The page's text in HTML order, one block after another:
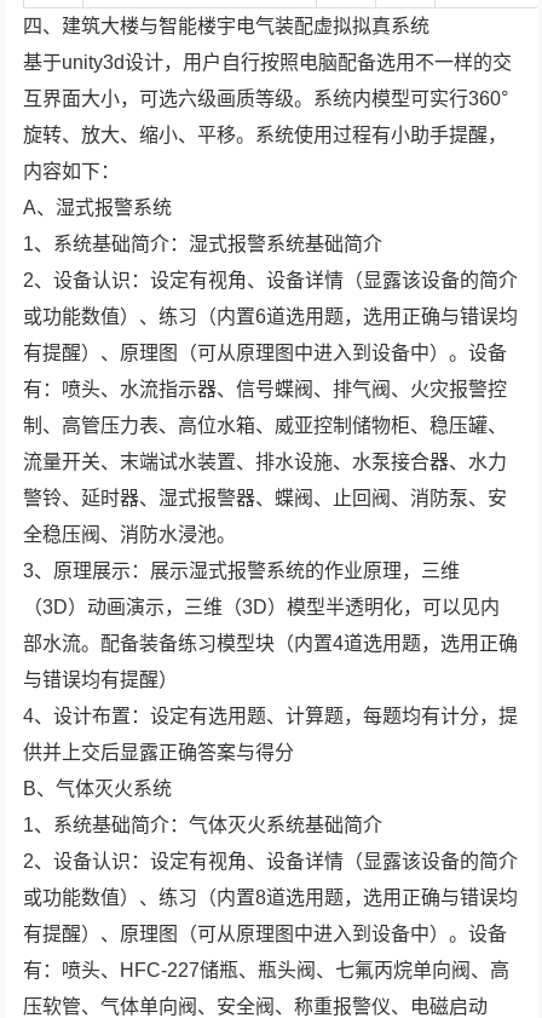
四、建筑大楼与智能楼宇电气装配虚拟拟真系统
基于unity3d设计，用户自行按照电脑配备选用不一样的交
互界面大小，可选六级画质等级。系统内模型可实行360°
旋转、放大、缩小、平移。系统使用过程有小助手提醒，
内容如下：
A、湿式报警系统
1、系统基础简介：湿式报警系统基础简介
2、设备认识：设定有视角、设备详情（显露该设备的简介
或功能数值）、练习（内置6道选用题，选用正确与错误均
有提醒）、原理图（可从原理图中进入到设备中）。设备
有：喷头、水流指示器、信号蝶阀、排气阀、火灾报警控
制、高管压力表、高位水箱、威亚控制储物柜、稳压罐、
流量开关、末端试水装置、排水设施、水泵接合器、水力
警铃、延时器、湿式报警器、蝶阀、止回阀、消防泵、安
全稳压阀、消防水浸池。
3、原理展示：展示湿式报警系统的作业原理，三维
（3D）动画演示，三维（3D）模型半透明化，可以见内
部水流。配备装备练习模型块（内置4道选用题，选用正确
与错误均有提醒）
4、设计布置：设定有选用题、计算题，每题均有计分，提
供并上交后显露正确答案与得分
B、气体灭火系统
1、系统基础简介：气体灭火系统基础简介
2、设备认识：设定有视角、设备详情（显露该设备的简介
或功能数值）、练习（内置8道选用题，选用正确与错误均
有提醒）、原理图（可从原理图中进入到设备中）。设备
有：喷头、HFC-227储瓶、瓶头阀、七氟丙烷单向阀、高
压软管、气体单向阀、安全阀、称重报警仪、电磁启动